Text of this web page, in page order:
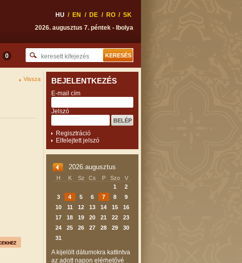
HU / EN / DE / RO / SK
2026. augusztus 7. péntek - Ibolya
0
Vissza BEJELENTKEZÉS
E-mail cím
Jelszó
Regisztráció
Elfelejtett jelszó
2026.augusztus
H K Sz Cs P Szo
V
1
2
3
4 5 6 7 8
9
10
11 12 13 14 15
16
17
18 19 20 21 22
23
24
25 26 27 28 29
30
31
A kijelölt dátumokra kattintva
az adott napon elérhetővé